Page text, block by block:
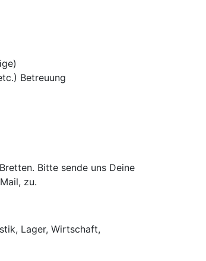
Betreuung
Bitte sende uns Deine
zu.
Lager, Wirtschaft,